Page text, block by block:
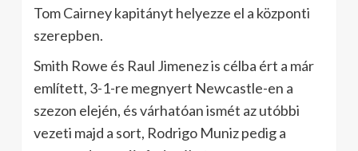
Tom Cairney kapitányt helyezze el a központi
szerepben.
Smith Rowe és Raul Jimenez is célba ért a már
említett, 3-1-re megnyert Newcastle-en a
szezon elején, és várhatóan ismét az utóbbi
vezeti majd a sort, Rodrigo Muniz pedig a